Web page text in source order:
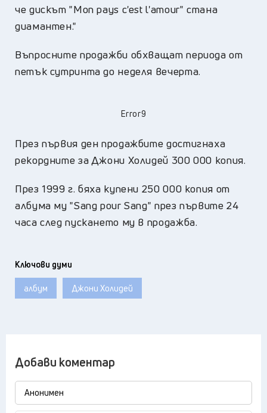
че дискът "Mon pays c'est l'amour" стана
диамантен."
Въпросните продажби обхващат периода от
петък сутринта до неделя вечерта.
Error9
През първия ден продажбите достигнаха
рекордните за Джони Холидей 300 000 копия.
През 1999 г. бяха купени 250 000 копия от
албума му "Sang pour Sang" през първите 24
часа след пускането му в продажба.
Ключови думи
албум Джони Холидей
Добави коментар